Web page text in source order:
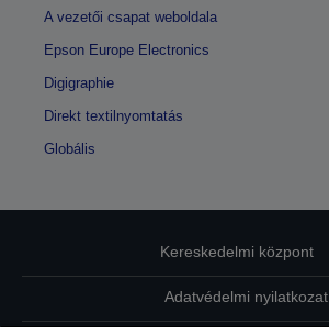
A vezetői csapat weboldala
Epson Europe Electronics
Digigraphie
Direkt textilnyomtatás
Globális
Kereskedelmi központ
Adatvédelmi nyilatkozat